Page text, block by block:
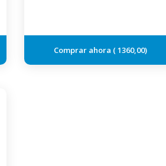
1360,00